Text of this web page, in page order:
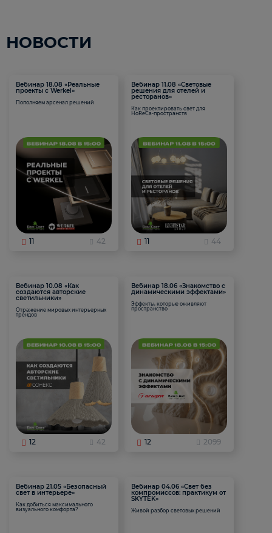
НОВОСТИ
Вебинар 18.08 «Реальные
проекты с Werkel»
Пополняем арсенал решений
11 42
Вебинар 11.08 «Световые
решения для отелей и
ресторанов»
Как проектировать свет для
HoReCa-пространств
11 44
Вебинар 10.08 «Как
создаются авторские
светильники»
Отражение мировых интерьерных
трендов
12 42
Вебинар 18.06 «Знакомство с
динамическими эффектами»
Эффекты, которые оживляют
пространство
12 2099
Вебинар 21.05 «Безопасный
свет в интерьере»
Как добиться максимального
визуального комфорта?
Вебинар 04.06 «Свет без
компромиссов: практикум от
SKYTEK»
Живой разбор световых решений